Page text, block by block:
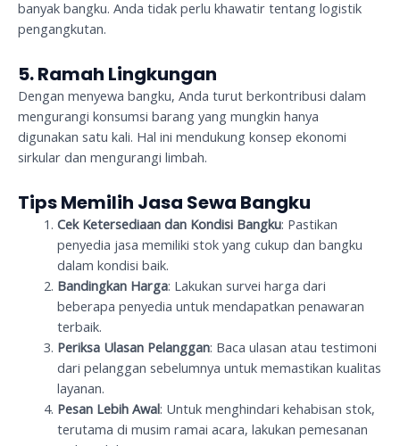
banyak bangku. Anda tidak perlu khawatir tentang logistik
pengangkutan.
5. Ramah Lingkungan
Dengan menyewa bangku, Anda turut berkontribusi dalam
mengurangi konsumsi barang yang mungkin hanya
digunakan satu kali. Hal ini mendukung konsep ekonomi
sirkular dan mengurangi limbah.
Tips Memilih Jasa Sewa Bangku
Cek Ketersediaan dan Kondisi Bangku: Pastikan
penyedia jasa memiliki stok yang cukup dan bangku
dalam kondisi baik.
Bandingkan Harga: Lakukan survei harga dari
beberapa penyedia untuk mendapatkan penawaran
terbaik.
Periksa Ulasan Pelanggan: Baca ulasan atau testimoni
dari pelanggan sebelumnya untuk memastikan kualitas
layanan.
Pesan Lebih Awal: Untuk menghindari kehabisan stok,
terutama di musim ramai acara, lakukan pemesanan